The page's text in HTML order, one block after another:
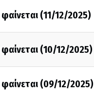
(11/12/2025)
(10/12/2025)
(09/12/2025)